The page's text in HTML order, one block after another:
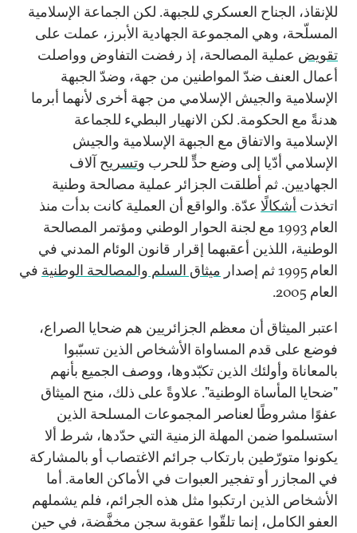
للإنقاذ، الجناح العسكري للجبهة. لكن الجماعة الإسلامية
المسلّحة، وهي المجموعة الجهادية الأبرز، عملت على
تقويض عملية المصالحة، إذ رفضت التفاوض وواصلت
أعمال العنف ضدّ المواطنين من جهة، وضدّ الجبهة
الإسلامية والجيش الإسلامي من جهة أخرى لأنهما أبرما
هدنةً مع الحكومة. لكن الانهيار البطيء للجماعة
الإسلامية والاتفاق مع الجبهة الإسلامية والجيش
الإسلامي أدّيا إلى وضع حدٍّ للحرب وتسريح آلاف
الجهاديين. ثم أطلقت الجزائر عملية مصالحة وطنية
اتخذت أشكالًا عدّة. والواقع أن العملية كانت بدأت منذ
العام 1993 مع لجنة الحوار الوطني ومؤتمر المصالحة
الوطنية، اللذين أعقبهما إقرار قانون الوئام المدني في
العام 1995 ثم إصدار
ميثاق السلم والمصالحة الوطنية في
العام 2005.
اعتبر الميثاق أن معظم الجزائريين هم ضحايا الصراع،
فوضع على قدم المساواة الأشخاص الذين تسبّبوا
بالمعاناة وأولئك الذين تكبّدوها، ووصف الجميع بأنهم
"ضحايا المأساة الوطنية". علاوةً على ذلك، منح الميثاق
عفوًا مشروطًا لعناصر المجموعات المسلحة الذين
استسلموا ضمن المهلة الزمنية التي حدّدها، شرط ألا
يكونوا متورّطين بارتكاب جرائم الاغتصاب أو بالمشاركة
في المجازر أو تفجير العبوات في الأماكن العامة. أما
الأشخاص الذين ارتكبوا مثل هذه الجرائم، فلم يشملهم
العفو الكامل، إنما تلقّوا عقوبة سجن مخفَّضة، في حين